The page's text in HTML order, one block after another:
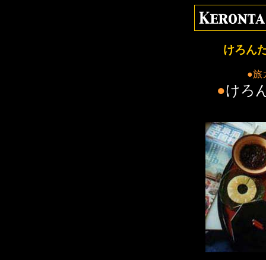
けろん
●旅
●けろ